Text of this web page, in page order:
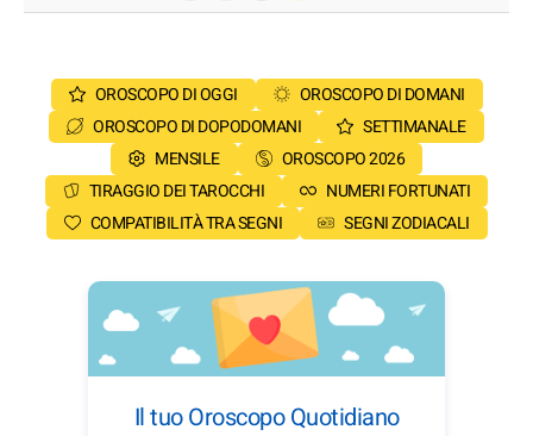
OROSCOPO DI OGGI
OROSCOPO DI DOMANI
OROSCOPO DI DOPODOMANI
SETTIMANALE
MENSILE
OROSCOPO 2026
TIRAGGIO DEI TAROCCHI
NUMERI FORTUNATI
COMPATIBILITÀ TRA SEGNI
SEGNI ZODIACALI
Il tuo Oroscopo Quotidiano